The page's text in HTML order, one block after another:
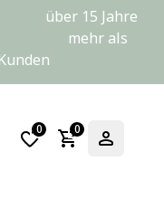
über 15 Jahre
mehr als
0 0